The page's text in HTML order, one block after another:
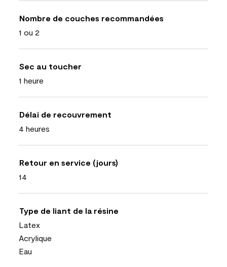
Nombre de couches recommandées
1 ou 2
Sec au toucher
1 heure
Délai de recouvrement
4 heures
Retour en service (jours)
14
Type de liant de la résine
Latex
Acrylique
Eau